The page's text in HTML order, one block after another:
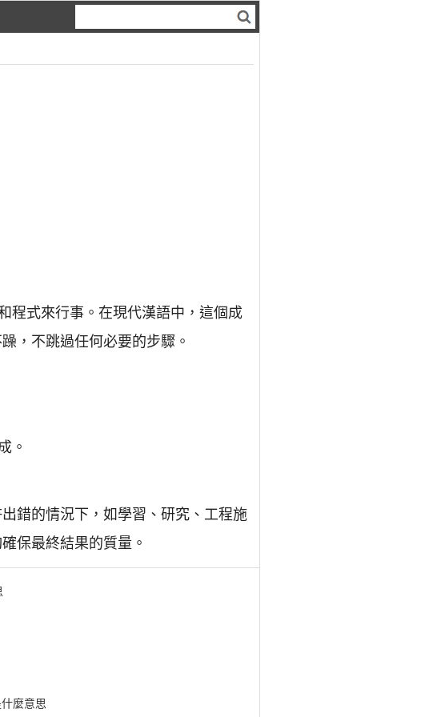
程式來行事。在現代漢語中，這個成
，不跳過任何必要的步驟。
。
錯的情況下，如學習、研究、工程施
保最終結果的質量。
麼意思